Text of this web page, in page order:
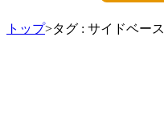
トップ>タグ : サイドベース